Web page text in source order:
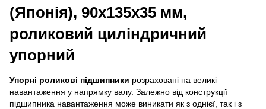
(Японія), 90х135х35 мм,
роликовий циліндричний
упорний
Упорні роликові підшипники розраховані на великі
навантаження у напрямку валу. Залежно від конструкції
підшипника навантаження може виникати як з однієї, так і з